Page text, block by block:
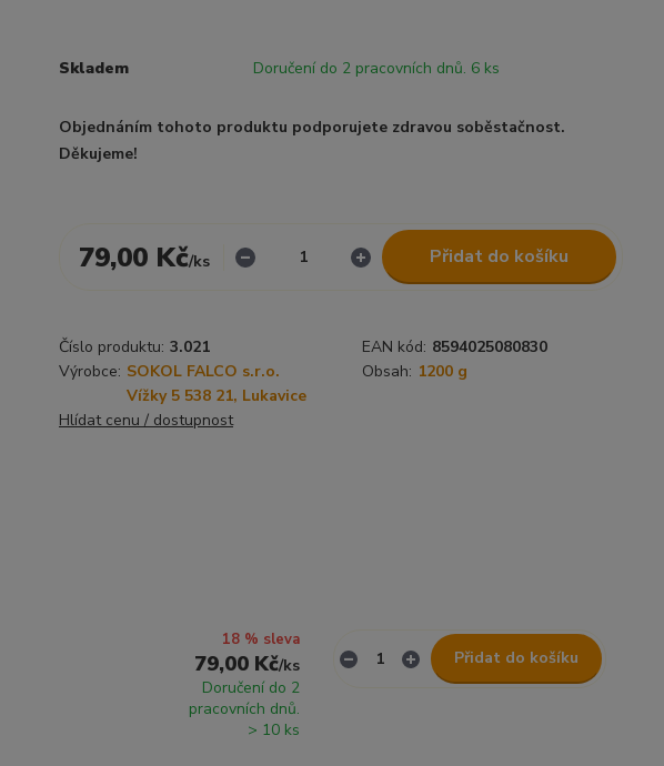
Skladem Doručení do 2 pracovních dnů. 6 ks
Objednáním tohoto produktu podporujete zdravou soběstačnost.
Děkujeme!
79,00 Kč/ks Přidat do košíku
Číslo produktu: 3.021 EAN kód: 8594025080830
Výrobce: SOKOL FALCO s.r.o.
Vížky 5 538 21, Lukavice
Obsah: 1200 g
Hlídat cenu / dostupnost
18 % sleva
79,00 Kč/ks
Doručení do 2
pracovních dnů.
> 10 ks
Přidat do košíku